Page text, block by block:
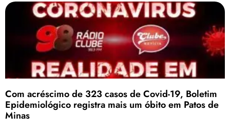
Com acréscimo de 323 casos de Covid-19, Boletim
Epidemiológico registra mais um óbito em Patos de
Minas